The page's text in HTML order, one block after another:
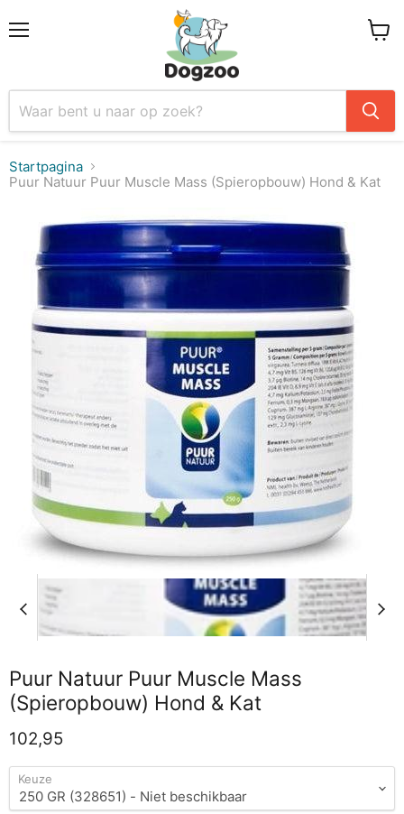
Startpagina
Puur Natuur Puur Muscle Mass (Spieropbouw) Hond & Kat
Puur Natuur Puur Muscle Mass
(Spieropbouw) Hond & Kat
Huidige prijs
102,95
Keuze